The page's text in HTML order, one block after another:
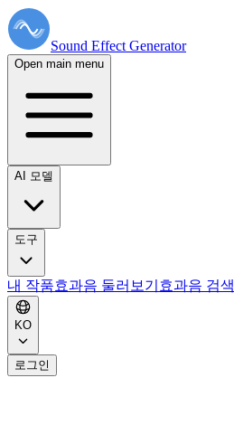
Sound Effect Generator
Open main menu
AI 모델
도구
내 작품효과음 둘러보기 효과음 검색
KO
로그인